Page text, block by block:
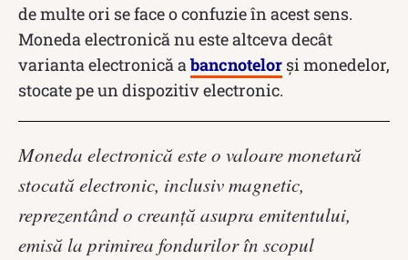
de multe ori se face o confuzie în acest sens.
Moneda electronică nu este altceva decât
varianta electronică abancnotelor și monedelor,
stocate pe un dispozitiv electronic.
Moneda electronică este o valoare monetară
stocată electronic, inclusiv magnetic,
reprezentând o creanță asupra emitentului,
emisă la primirea fondurilor în scopul